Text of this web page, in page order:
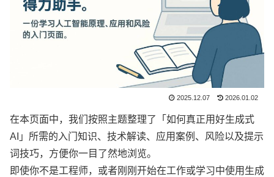
2025.12.07 2026.01.02
在本页面中，我们按照主题整理了「如何真正用好生成式
AI」所需的入门知识、技术解读、应用案例、风险以及提示
词技巧，方便你一目了然地浏览。
即使你不是工程师，或者刚刚开始在工作或学习中使用生成